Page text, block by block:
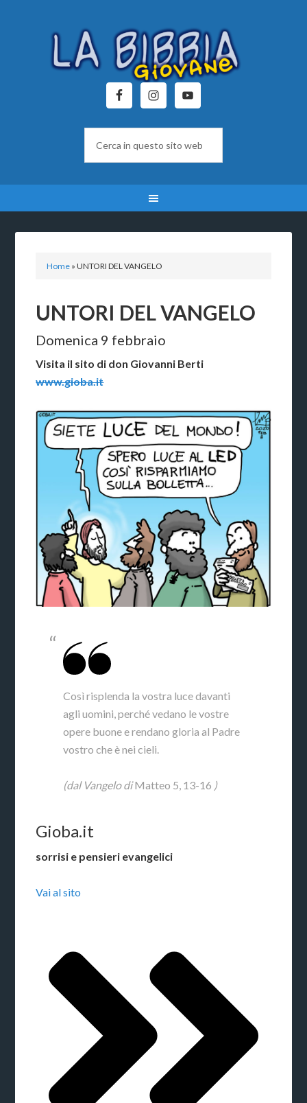
Home »UNTORI DEL VANGELO
UNTORI DEL VANGELO
Domenica 9 febbraio
Visita il sito di don Giovanni Berti
www.gioba.it
Così risplenda la vostra luce davanti
agli uomini, perché vedano le vostre
opere buone e rendano gloria al Padre
vostro che è nei cieli.
(dal Vangelo diMatteo 5, 13-16 )
Gioba.it
sorrisi e pensieri evangelici
Vai al sito